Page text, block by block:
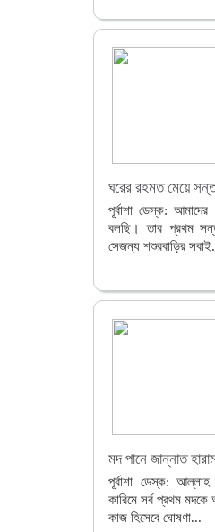
ঘরের রহমত মেয়ে
পূর্বাশা ডেস্ক:
বলছি। তার প্রথম
সেজন্য শশুরবাড়ির
মদ পানে জান্নাত
পূর্বাশা ডেস্ক:
কারিমে সর্ব প্রথম মদকে
কাজ হিসেবে ঘোষণা...